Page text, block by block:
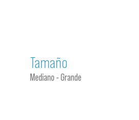
Tamaño
Mediano - Grande